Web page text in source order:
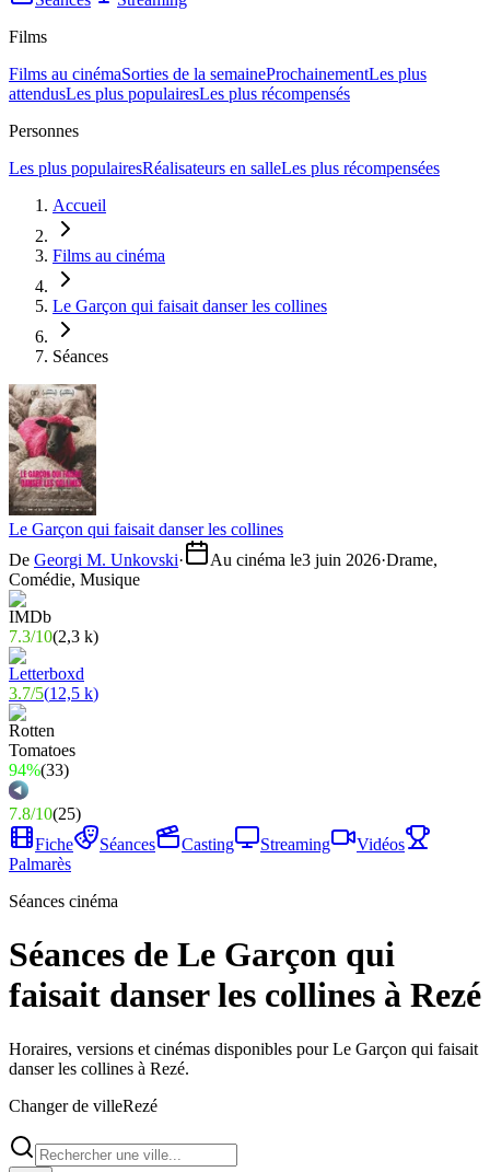
Films
Films au cinémaSorties de la semaineProchainementLes plus
attendusLes plus populairesLes plus récompensés
Personnes
Les plus populairesRéalisateurs en salleLes plus récompensées
Accueil
Films au cinéma
Le Garçon qui faisait danser les collines
Séances
Le Garçon qui faisait danser les collines
De Georgi M. Unkovski· Au cinéma le3 juin 2026·Drame,
Comédie, Musique
7.3/10(2,3 k)
3.7/5(12,5 k)
94%(33)
7.8/10(25)
Fiche
Séances Casting Streaming
Vidéos
Palmarès
Séances cinéma
Séances de Le Garçon qui
faisait danser les collines à Rezé
Horaires, versions et cinémas disponibles pour Le Garçon qui faisait
danser les collines à Rezé.
Changer de villeRezé